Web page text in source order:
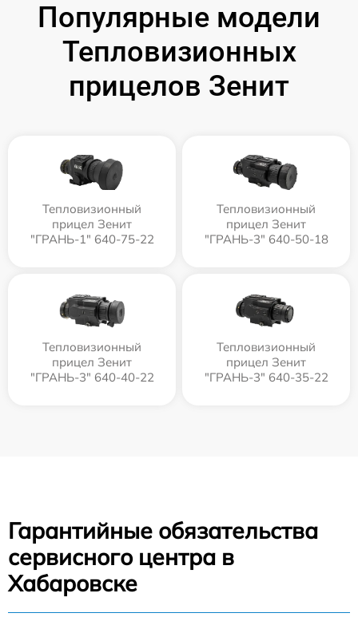
Популярные модели
Тепловизионных
прицелов Зенит
Тепловизионный
прицел Зенит
"ГРАНЬ-1" 640-75-22
Тепловизионный
прицел Зенит
"ГРАНЬ-3" 640-50-18
Тепловизионный
прицел Зенит
"ГРАНЬ-3" 640-40-22
Тепловизионный
прицел Зенит
"ГРАНЬ-3" 640-35-22
Гарантийные обязательства
сервисного центра в
Хабаровске